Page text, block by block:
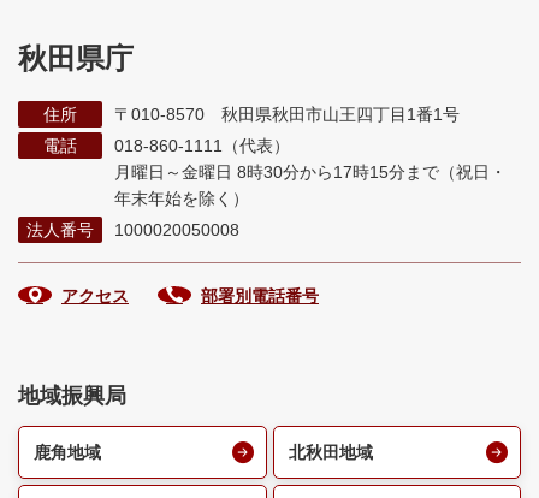
秋田県庁
住所
〒010-8570 秋田県秋田市山王四丁目1番1号
電話
018-860-1111（代表）
月曜日～金曜日 8時30分から17時15分まで （祝日・
年末年始を除く）
法人番号
1000020050008
アクセス 部署別電話番号
地域振興局
鹿角地域 北秋田地域